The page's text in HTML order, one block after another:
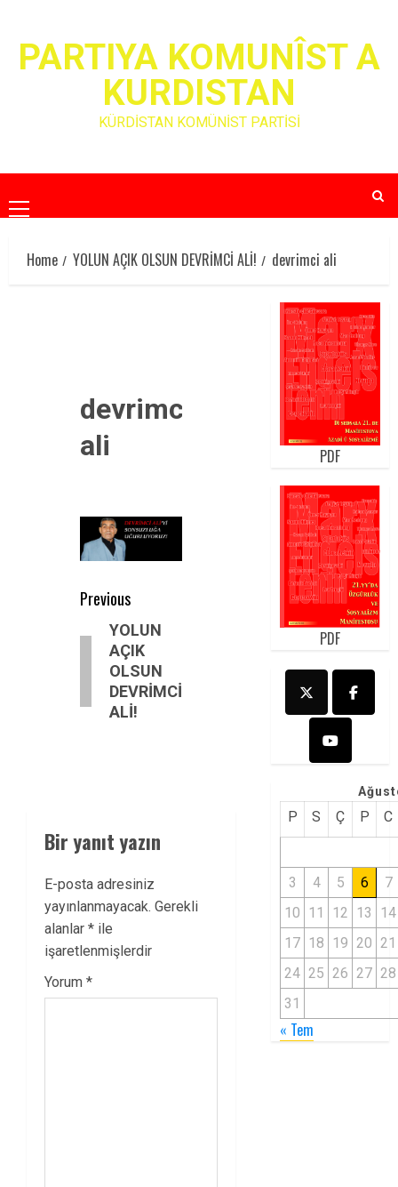
contentPARTIYA KOMUNÎST A
KURDISTAN
KÜRDİSTAN KOMÜNİST PARTİSİ
Primary
Menu
Home
YOLUN AÇIK OLSUN DEVRİMCİ ALİ! devrimci ali
devrimci
ali
Post
navigation
Previous
Previous
post:
YOLUN
AÇIK
OLSUN
DEVRİMCİ
ALİ!
Bir yanıt yazın
E-posta adresiniz
yayınlanmayacak. Gerekli
alanlar * ile
işaretlenmişlerdir
Yorum *
PDF
PDF
P S Ç P C
3 4 5 6
7
10 11 12 13
14
17 18 19 20 21
24 25 26 27 28
31
« Tem